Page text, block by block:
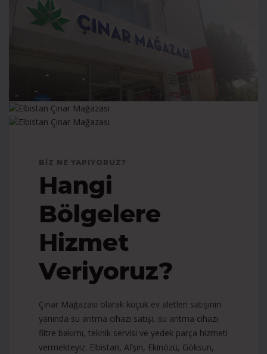
BIZ NE YAPIYORUZ?
Hangi
Bölgelere
Hizmet
Veriyoruz?
Çınar Mağazası olarak küçük ev aletleri satışının
yanında su arıtma cihazı satışı, su arıtma cihazı
filtre bakımı, teknik servisi ve yedek parça hizmeti
vermekteyiz. Elbistan, Afşin, Ekinözü, Göksun,